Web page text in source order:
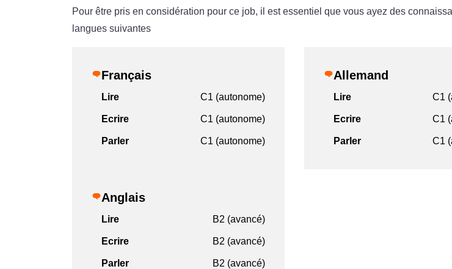
Pour être pris en considération pour ce job, il est essentiel que vous ayez des
langues suivantes
Français
Lire C1 (autonome)
Ecrire C1 (autonome)
Parler C1 (autonome)
Allemand
Lire C1
Ecrire C1
Parler C1
Anglais
Lire B2 (avancé)
Ecrire B2 (avancé)
Parler B2 (avancé)